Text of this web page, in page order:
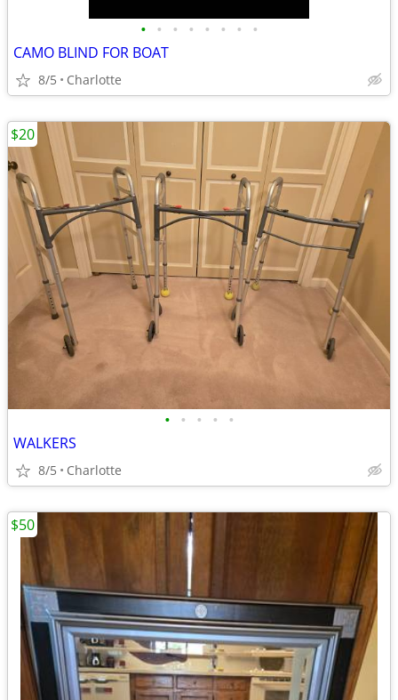
• • • • • • • •
CAMO BLIND FOR BOAT
8/5 Charlotte
• • • • •
WALKERS
8/5 Charlotte
$20
$50